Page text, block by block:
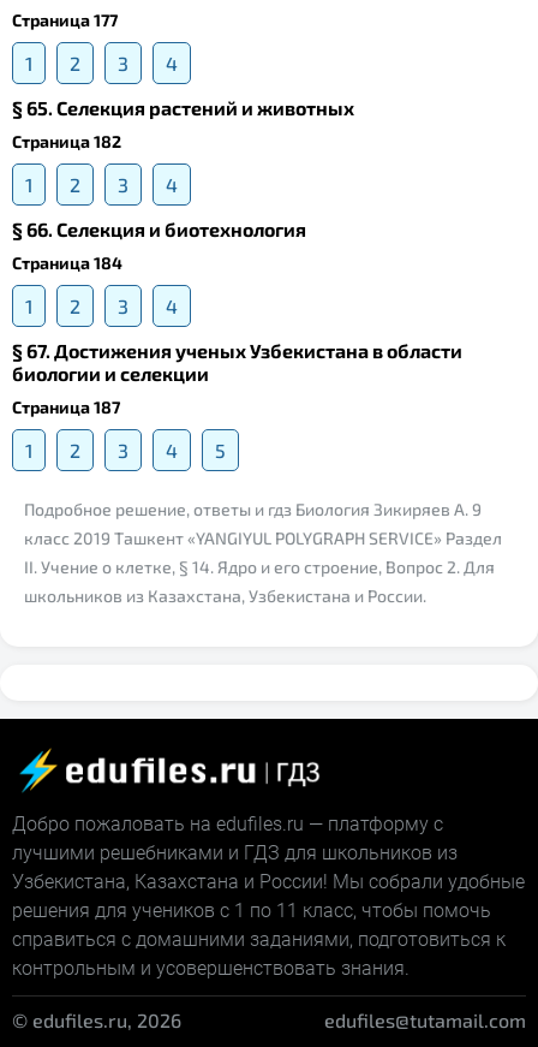
Страница 177
1 2 3
4
§ 65. Селекция растений и животных
Страница 182
1 2 3
4
§ 66. Селекция и биотехнология
Страница 184
1 2 3
4
§ 67. Достижения ученых Узбекистана в области
биологии и селекции
Страница 187
1 2 3 4 5
Подробное решение, ответы и гдз Биология Зикиряев А. 9
класс 2019 Ташкент «YANGIYUL POLYGRAPH SERVICE» Раздел
II. Учение о клетке, § 14. Ядро и его строение, Вопрос 2. Для
школьников из Казахстана, Узбекистана и России.
Добро пожаловать на edufiles.ru — платформу с
лучшими решебниками и ГДЗ для школьников из
Узбекистана, Казахстана и России! Мы собрали удобные
решения для учеников с 1 по 11 класс, чтобы помочь
справиться с домашними заданиями, подготовиться к
контрольным и усовершенствовать знания.
© edufiles.ru, 2026 edufiles@tutamail.com